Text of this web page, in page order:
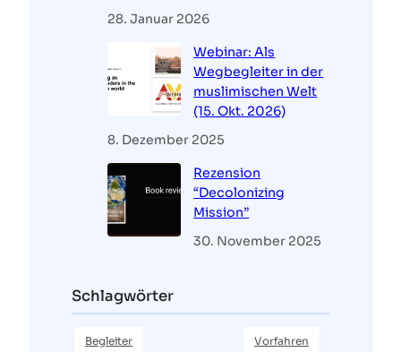
28. Januar 2026
Webinar: Als
Wegbegleiter in der
muslimischen Welt
(15. Okt. 2026)
8. Dezember 2025
Rezension
“Decolonizing
Mission”
30. November 2025
Schlagwörter
Begleiter Vorfahren